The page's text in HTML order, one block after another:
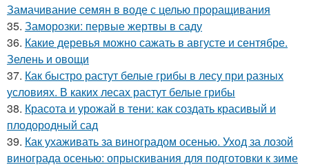
Замачивание семян в воде с целью проращивания
35. Заморозки: первые жертвы в саду
36. Какие деревья можно сажать в августе и сентябре.
Зелень и овощи
37. Как быстро растут белые грибы в лесу при разных
условиях. В каких лесах растут белые грибы
38. Красота и урожай в тени: как создать красивый и
плодородный сад
39. Как ухаживать за виноградом осенью. Уход за лозой
винограда осенью: опрыскивания для подготовки к зиме